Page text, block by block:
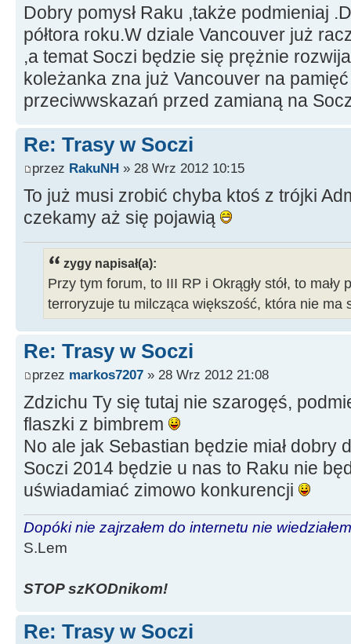
Dobry pomysł Raku ,także podmieniaj
półtora roku.W dziale Vancouver już
,a temat Soczi będzie się prężnie
koleżanka zna już Vancouver na
przeciwwskazań przed zamianą na
Re: Trasy w Soczi
przez RakuNH » 28 Wrz 2012 10:15
To już musi zrobić chyba ktoś z trójki
czekamy aż się pojawią
zygy napisał(a):
Przy tym forum, to III RP i Okrągły stół, to
terroryzuje tu milcząca większość, która nie ma
Re: Trasy w Soczi
przez markos7207 » 28 Wrz 2012 21:08
Zdzichu Ty się tutaj nie szarogęś,
flaszki z bimbrem
No ale jak Sebastian będzie miał dobry
Soczi 2014 będzie u nas to Raku nie
uświadamiać zimowo konkurencji
Dopóki nie zajrzałem do internetu nie
S.Lem
STOP szKODnikom!
Re: Trasy w Soczi